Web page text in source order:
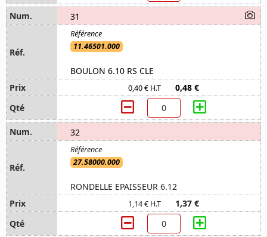
31
11.46501.000
BOULON 6.10 RS CLE
0,40 € H.T 0,48 €
32
27.58000.000
RONDELLE EPAISSEUR 6.12
1,14 € H.T 1,37 €